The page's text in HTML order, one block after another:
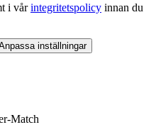
i vårintegritetspolicy innan du
inställningar
Match